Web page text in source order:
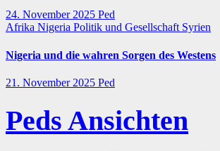
24. November 2025 Ped
Afrika Nigeria Politik und Gesellschaft Syrien
Nigeria und die wahren Sorgen des Westens
21. November 2025 Ped
Peds Ansichten